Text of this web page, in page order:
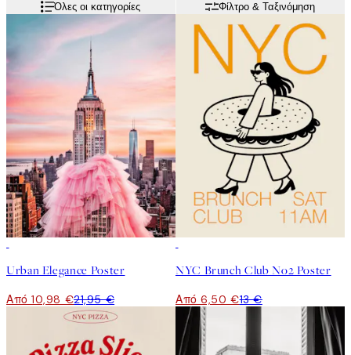
enjoy the beauty of world cities posters from your favourite
place.
Διαβάστε περισσότερα
Όλες οι κατηγορίες Φίλτρο & Ταξινόμηση
Urban Elegance Poster
Από 10,98 €21,95 €
NYC Brunch Club No2 Poster
Από 6,50 €13 €